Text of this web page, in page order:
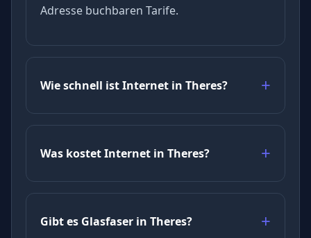
Adresse buchbaren Tarife.
Wie schnell ist Internet in Theres?
Was kostet Internet in Theres?
Gibt es Glasfaser in Theres?